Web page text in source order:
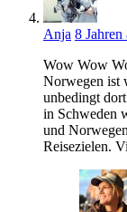
Anja 8 Jahren
Wow Wow
Norwegen ist
unbedingt
in Schweden
und
Reisezielen.